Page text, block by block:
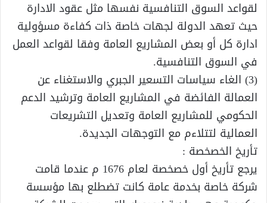
لقواعد السوق التنافسية نفسها مثل عقود الادارة
حيث تعهد الدولة لجهات خاصة ذات كفاءة مسؤولية
ادارة كل أو بعض المشاريع العامة وفقا لقواعد العمل
في السوق التنافسية.
(3) الغاء سياسات التسعير الجبري والاستغناء عن
العمالة الفائضة في المشاريع العامة وترشيد الدعم
الحكومي للمشاريع العامة وتعديل التشريعات
العمالية لتتلاءم مع التوجهات الجديدة.
تأريخ الخصخصة :
يرجع تأريخ أول خصخصة لعام 1676 م عندما قامت
شركة خاصة بخدمة عامة كانت تضطلع بها مؤسسة